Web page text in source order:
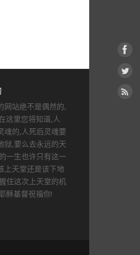
网站绝不是偶然的,
这里您将知道,人
魂的,人死后灵魂要
狱,要么去永远的天
一生也许只有这一
上天堂还是该下地
住这次上天堂的机
稣基督祝福你!